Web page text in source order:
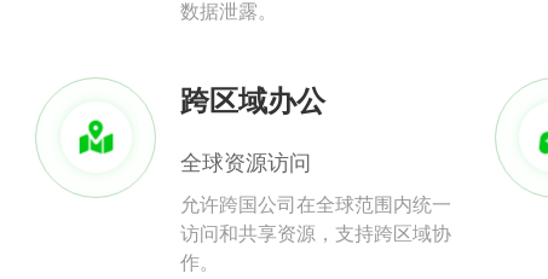
数据泄露。
跨区域办公
全球资源访问
允许跨国公司在全球范围内统一
访问和共享资源，支持跨区域协
作。